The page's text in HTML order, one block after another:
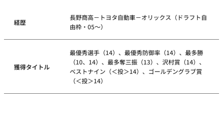
経歴
長野商高－トヨタ自動車－オリックス（ドラフト自
由枠・05～）
獲得タイトル
最優秀選手（14）、最優秀防御率（14）、最多勝
（10、14）、最多奪三振（13）、沢村賞（14）、
ベストナイン（＜投＞14）、ゴールデングラブ賞
（＜投＞14）